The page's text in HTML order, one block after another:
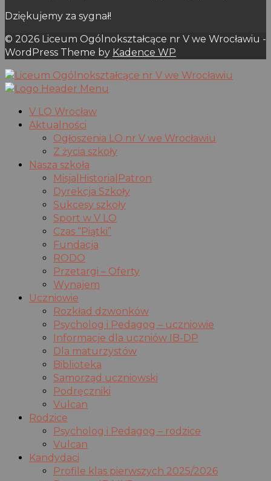
Dziękujemy za sygnał!
© 2026 Liceum Ogólnokształcące nr V we Wrocławiu -
WordPress Theme by Kadence WP
V LO Wrocław
Aktualności
Ogłoszenia LO nr V we Wrocławiu
Z życia szkoły
Nasza szkoła
Misja|Historia|Patron
Dyrekcja Szkoły
Sukcesy szkoły
Sport w V LO
Czas “Piątki”
Fundacja
RODO
Przetargi – Oferty
Wynajem
Uczniowie
Rozkład dzwonków
Psycholog i Pedagog – uczniowie
Informacje dla uczniów IB-DP
Dla maturzystów
Biblioteka
Samorząd uczniowski
Podręczniki
Vulcan
Rodzice
Psycholog i Pedagog – rodzice
Vulcan
Kandydaci
Profile klas pierwszych 2025/2026